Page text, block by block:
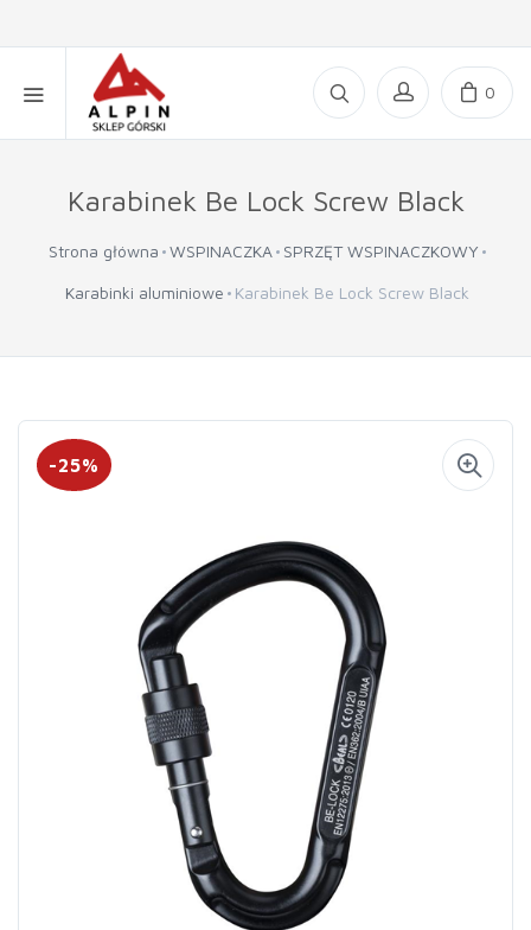
0
Karabinek Be Lock Screw Black
Strona główna WSPINACZKA SPRZĘT WSPINACZKOWY
Karabinki aluminiowe Karabinek Be Lock Screw Black
-25%